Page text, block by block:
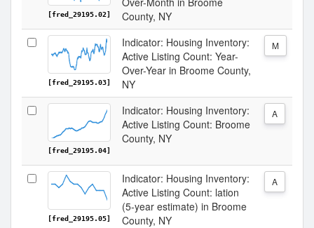
[fred_29195.02]
County, NY
[fred_29195.03]
Indicator: Housing Inventory:
Active Listing Count: Year-
Over-Year in Broome County,
NY
M
[fred_29195.04]
Indicator: Housing Inventory:
Active Listing Count: Broome
County, NY
A
[fred_29195.05]
Indicator: Housing Inventory:
Active Listing Count: lation
(5-year estimate) in Broome
County, NY
A